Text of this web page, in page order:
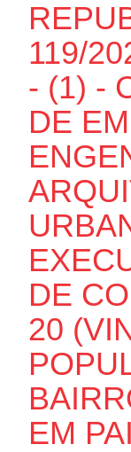
119/
- (1) -
DE
DE
20
EM